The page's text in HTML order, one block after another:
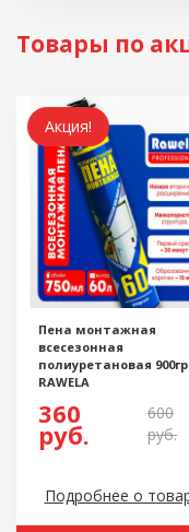
Товары по
Акция!
Пена монтажная
всесезонная
полиуретановая 900гр
RAWELA
360
руб.
600
руб.
Подробнее о